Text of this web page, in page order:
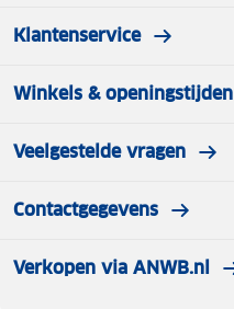
Klantenservice
Winkels & openingstijden
Veelgestelde vragen
Contactgegevens
Verkopen via ANWB.nl